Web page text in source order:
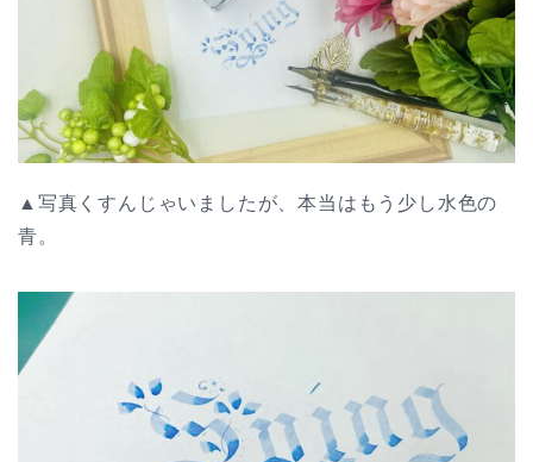
▲写真くすんじゃいましたが、本当はもう少し水色の
青。